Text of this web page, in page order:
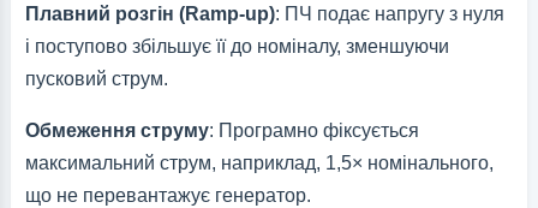
Плавний розгін (Ramp-up): ПЧ подає напругу з нуля
і поступово збільшує її до номіналу, зменшуючи
пусковий струм.
Обмеження струму: Програмно фіксується
максимальний струм, наприклад, 1,5× номінального,
що не перевантажує генератор.